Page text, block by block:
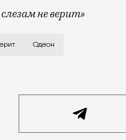
не верит»
Palace на 3-й улице
Одеон